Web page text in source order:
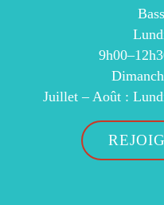
Juillet – Août :